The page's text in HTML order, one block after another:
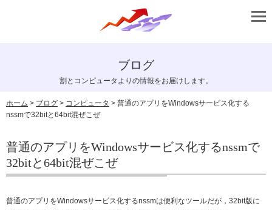
ブログ
割とコンピュータよりの情報をお届けします。
ホーム > ブログ > コンピュータ > 普通のアプリをWindowsサービス化する
nssmで32bitと64bit混ぜこぜ
普通のアプリをWindowsサービス化するnssmで
32bitと64bit混ぜこぜ
普通のアプリをWindowsサービス化するnssmは便利なツールだが，32bit版に